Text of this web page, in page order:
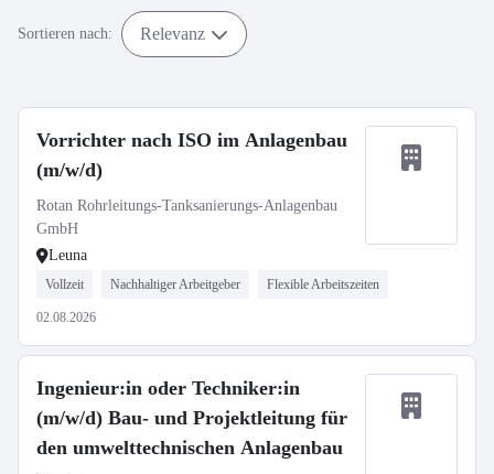
Sortieren nach: Relevanz
Vorrichter nach ISO im Anlagenbau
(m/w/d)
Rotan Rohrleitungs-Tanksanierungs-Anlagenbau
GmbH
Leuna
Vollzeit Nachhaltiger Arbeitgeber Flexible Arbeitszeiten
02.08.2026
Ingenieur:in oder Techniker:in
(m/w/d) Bau- und Projektleitung für
den umwelttechnischen Anlagenbau